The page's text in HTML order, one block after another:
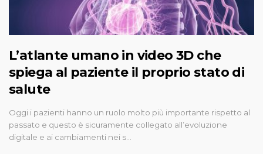
L’atlante umano in video 3D che
spiega al paziente il proprio stato di
salute
Oggi i pazienti hanno un ruolo molto più importante rispetto al
passato e questo è sicuramente collegato all’evoluzione
digitale e ai cambiamenti nei s…